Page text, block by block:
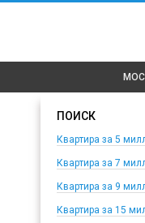
ПОИСК
Квартира за 5
Квартира за 7
Квартира за 9
Квартира за 15